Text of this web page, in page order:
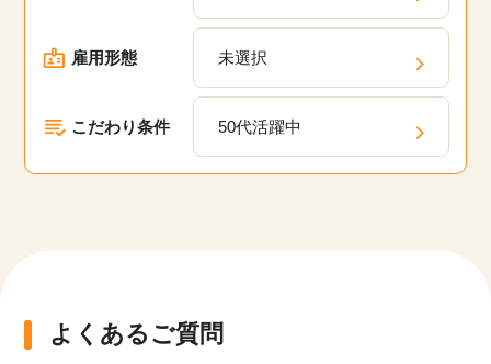
雇用形態 未選択
こだわり条件 50代活躍中
よくあるご質問